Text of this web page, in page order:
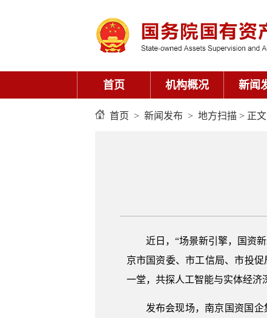
首页 机构概况 新闻
首页 > 新闻发布 > 地方扫描 > 正文
近日，“场景新引擎，国资
京市国资委、市工信局、市投
一堂，共探人工智能与实体经济
发布会现场，南京国资国